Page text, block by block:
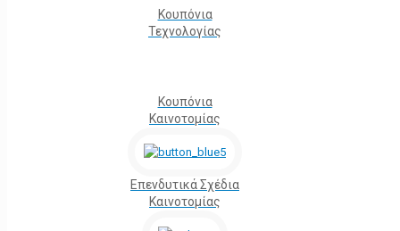
Κουπόνια
Τεχνολογίας
Κουπόνια
Καινοτομίας
Επενδυτικά Σχέδια
Καινοτομίας